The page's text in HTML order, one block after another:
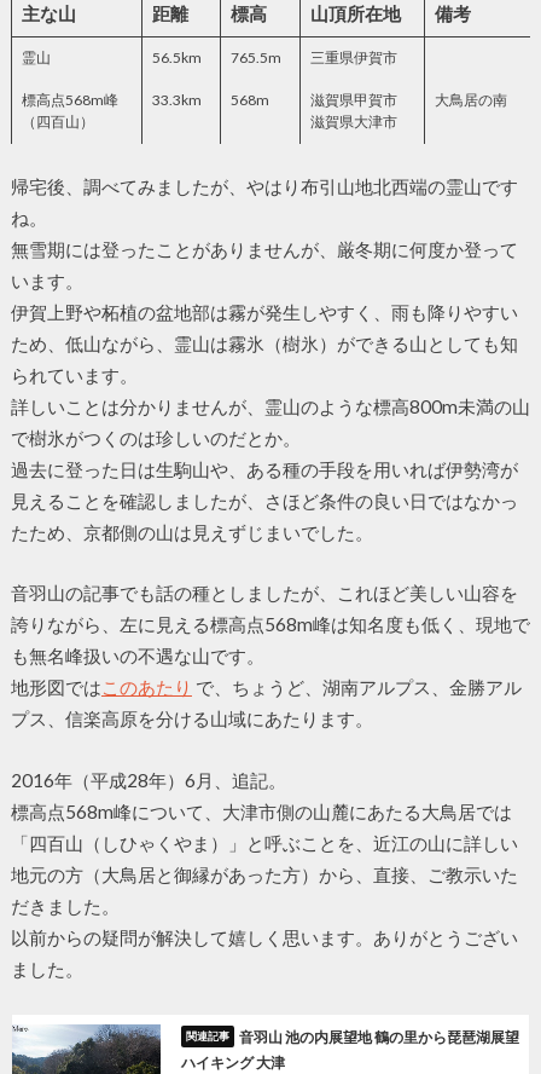
主な山 距離 標高 山頂所在地 備考
霊山 56.5km 765.5m 三重県伊賀市
標高点568m峰
（四百山）
33.3km 568m
滋賀県甲賀市
滋賀県大津市
大鳥居の南
帰宅後、調べてみましたが、やはり布引山地北西端の霊山です
ね。
無雪期には登ったことがありませんが、厳冬期に何度か登って
います。
伊賀上野や柘植の盆地部は霧が発生しやすく、雨も降りやすい
ため、低山ながら、霊山は霧氷（樹氷）ができる山としても知
られています。
詳しいことは分かりませんが、霊山のような標高800m未満の山
で樹氷がつくのは珍しいのだとか。
過去に登った日は生駒山や、ある種の手段を用いれば伊勢湾が
見えることを確認しましたが、さほど条件の良い日ではなかっ
たため、京都側の山は見えずじまいでした。
音羽山の記事でも話の種としましたが、これほど美しい山容を
誇りながら、左に見える標高点568m峰は知名度も低く、現地で
も無名峰扱いの不遇な山です。
地形図ではこのあたり で、ちょうど、湖南アルプス、金勝アル
プス、信楽高原を分ける山域にあたります。
2016年（平成28年）6月、追記。
標高点568m峰について、大津市側の山麓にあたる大鳥居では
「四百山（しひゃくやま）」と呼ぶことを、近江の山に詳しい
地元の方（大鳥居と御縁があった方）から、直接、ご教示いた
だきました。
以前からの疑問が解決して嬉しく思います。ありがとうござい
ました。
音羽山 池の内展望地 鶴の里から琵琶湖展望
ハイキング 大津